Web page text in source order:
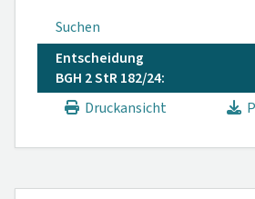
Suchen
Entscheidung
BGH 2 StR 182/24:
Druckansicht